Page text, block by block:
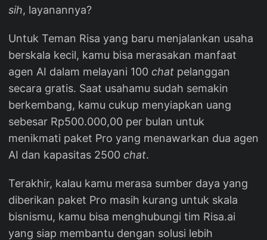
sih, layanannya?
Untuk Teman Risa yang baru menjalankan usaha
berskala kecil, kamu bisa merasakan manfaat
agen AI dalam melayani 100 chat pelanggan
secara gratis. Saat usahamu sudah semakin
berkembang, kamu cukup menyiapkan uang
sebesar Rp500.000,00 per bulan untuk
menikmati paket Pro yang menawarkan dua agen
AI dan kapasitas 2500 chat.
Terakhir, kalau kamu merasa sumber daya yang
diberikan paket Pro masih kurang untuk skala
bisnismu, kamu bisa menghubungi tim Risa.ai
yang siap membantu dengan solusi lebih